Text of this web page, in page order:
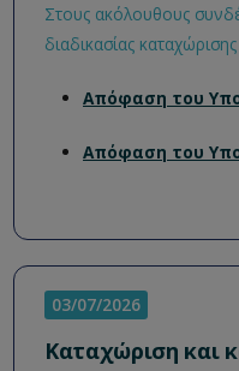
Στους ακόλουθους
διαδικασίας
Απόφαση του
Απόφαση του
03/07/2026
Καταχώριση και